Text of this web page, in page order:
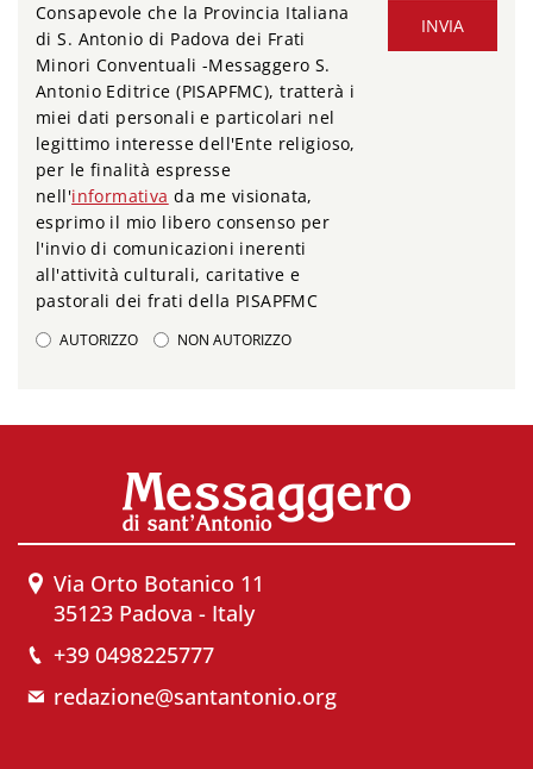
INVIA
Consapevole che la Provincia Italiana
di S. Antonio di Padova dei Frati
Minori Conventuali -Messaggero S.
Antonio Editrice (PISAPFMC), tratterà i
miei dati personali e particolari nel
legittimo interesse dell'Ente religioso,
per le finalità espresse
nell'informativa da me visionata,
esprimo il mio libero consenso per
l'invio di comunicazioni inerenti
all'attività culturali, caritative e
pastorali dei frati della PISAPFMC
AUTORIZZO NON AUTORIZZO
Via Orto Botanico 11
35123 Padova - Italy
+39 0498225777
redazione@santantonio.org